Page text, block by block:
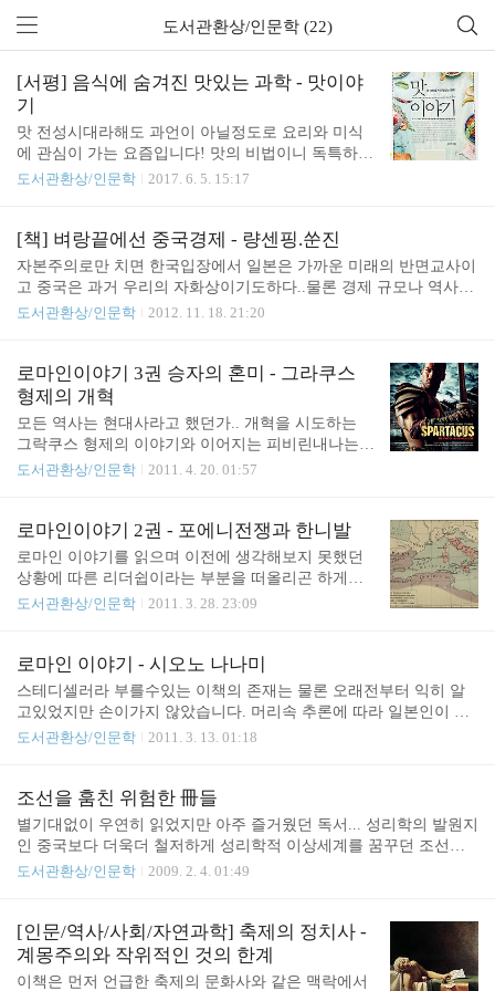
도서관환상/인문학 (22)
[서평] 음식에 숨겨진 맛있는 과학 - 맛이야
기
맛 전성시대라해도 과언이 아닐정도로 요리와 미식
에 관심이 가는 요즘입니다! 맛의 비법이니 독특하고
까다로운 감별방법까지 오가는 것들이 신비롭게 포
반적으로 상식으로까지 통용되는 것들에 대해 너무
호들갑 떠는것은 아닌지 반문하게 만들고 있습니다.
결국 저자의 이야기를 요약해서 해석해보면 맛이라
적으로 뇌에서 일어나는 작용이고, 음식을 즐기는 것
적 차원이 가장 중요하다는 메시지를 던지고 있습니
다. 최근 성인병의 주범으로 꼽히는 설탕과 나트륨은
결국 섭취량의 문제로 인한것이지 설탕이나 소금자
체에 문제가 있는것은 아닌데 설탕은 ..
도서관환상/인문학 2017. 6. 5. 15:17
[책] 벼랑끝에선 중국경제 - 량센핑.쑨진
자본주의로만 치면 한국입장에서 일본은 가까운 미래의 반면교사이
고 중국은 과거 우리의 자화상이기도하다..물론 경제 규모나 역사적
맥락은 다르지만 같은 유교적 자양분이라는 공통분모를 가지고 있
선택..청말 중국의 정세는 암울 그자체였고 서양의 강대국들이 여기
저기 난도질하던 시대..당시 권력을 가졌던 장제스 국민당은 상당히
부패한 상태였기에 결국 민심을 얻지못하고 대만으로 쫓겨난 정황..
중국은 마오식의 공산화 과정을 거치면서 한동안 내적 충만감을 가
지기는 했지만 세월이 흐르면서 결국 인간의 내재적 욕구인 물욕을
지나치게 빈곤한 상태로 채워주지 못하게 되었고 소련등 공산주의
도서관환상/인문학 2012. 11. 18. 21:20
로마인이야기 3권 승자의 혼미 - 그라쿠스
형제의 개혁
모든 역사는 현대사라고 했던가.. 개혁을 시도하는
그락쿠스 형제의 이야기와 이어지는 피비린내나는
마리우스와 술라는 시간의 층위가 뒤섞인 우리의 현
옮김/한길사 포에니 전쟁이후 지중해를 지배하게된
로마는 재정상태가 좋아졌지만 부의 분배라는 문제
에 부딪치게 되었다. 국가는 부자가 되었지만 빈익빈
게만 부여되었던 군역의 의무는 국가에 봉사한다는
였기에 가정이 파탄날 정도의 경제적 어려움에 봉착
하게된 계기가 되기도... 이런 현실속에서 티베리우
스 그라쿠스는 평민의 지도자인 호민관이되어 토지
개혁을 주창하게 됩니다. 여론..
도서관환상/인문학 2011. 4. 20. 01:57
로마인이야기 2권 - 포에니전쟁과 한니발
로마인 이야기를 읽으며 이전에 생각해보지 못했던
상황에 따른 리더쉽이라는 부분을 떠올리곤 하게됩
니다. 2권은 희대의 명장인 한니발과 이에 대결했던
스키피오 아프리카누스 카르타고 당시 지중해의 부
국인 카르타고는 현재의 튀니지를 포함한 북아프리
카와 현재 스페인이 있는 이베리아반도의 일부까지
영향력을 행사하던 강국.. 당시의 북아프리카의 토지
는 매우 비옥한 곳으로 농업이 발달했고 바다를 중심
원전 3세기 무렵의 카르타고 영토 기원전 218년 전쟁
직전의 로마 공화정과 카르타고의 영향력 비교 (1차
포에니 전쟁으로 이태리쪽 시칠리아등 일부를 잃은
상태지만 한니발의 아버지 ..
도서관환상/인문학 2011. 3. 28. 23:09
로마인 이야기 - 시오노 나나미
스테디셀러라 부를수있는 이책의 존재는 물론 오래전부터 익히 알
고있었지만 손이가지 않았습니다. 머리속 추론에 따라 일본인이 쓴
로마인 이야기인데다(물론 일본인인게 문제가아닌 남의 역사를 쓴
시간낭비나 하지 않을까 하는 생각) 베스트셀러는 일단 뒷북치듯 나
중에 읽어보는 습성도 한몫한 상태에서 뭐 건질만한게 있을까? 하는
가소로운 속좁은 심리상태에서 시작해 무관심속으로.. 우선 일본인
은 거리감이 느껴지는 역사 이야기이기도 했습니다.아마 기독교인
보면 노예데려다 맹수..
도서관환상/인문학 2011. 3. 13. 01:18
조선을 훔친 위험한 冊들
별기대없이 우연히 읽었지만 아주 즐거웠던 독서... 성리학의 발원지
인 중국보다 더욱더 철저하게 성리학적 이상세계를 꿈꾸던 조선시
대의 융통성 없음으로 인해 박해받던 책들과 정치적 정쟁의 소용돌
분에서 봐왔던 청나라 오랑캐의 침입과 삼전도의 굴욕 등등 김상헌
등 주전파와 최명길등 주화파의 갈등... 고생고생하던 인조.. 그의 뒤
를 이은 효종의 호방한 북방정책등등... 어릴때 사극으로 보기도 했
도서관환상/인문학 2009. 2. 4. 01:49
[인문/역사/사회/자연과학] 축제의 정치사 -
계몽주의와 작위적인 것의 한계
이책은 먼저 언급한 축제의 문화사와 같은 맥락에서